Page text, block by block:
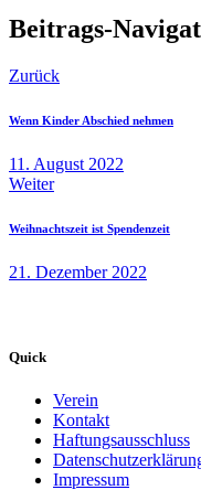
Beitrags-
Zurück
Wenn Kinder Abschied nehmen
11. August 2022
Weiter
Weihnachtszeit ist Spendenzeit
21. Dezember 2022
Quick
Verein
Kontakt
Haftungsausschluss
Impressum